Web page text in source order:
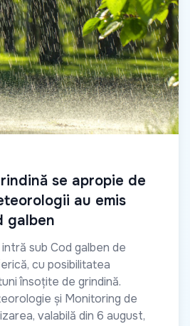
se apropie de
au emis
galben
sub Cod galben de
cu posibilitatea
însoțite de grindină.
și Monitoring de
valabilă din 6 august,